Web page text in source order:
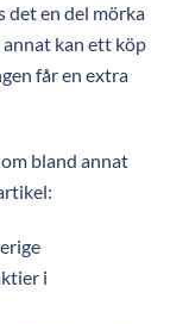
det en del mörka
kan ett köp
får en extra
bland annat
i